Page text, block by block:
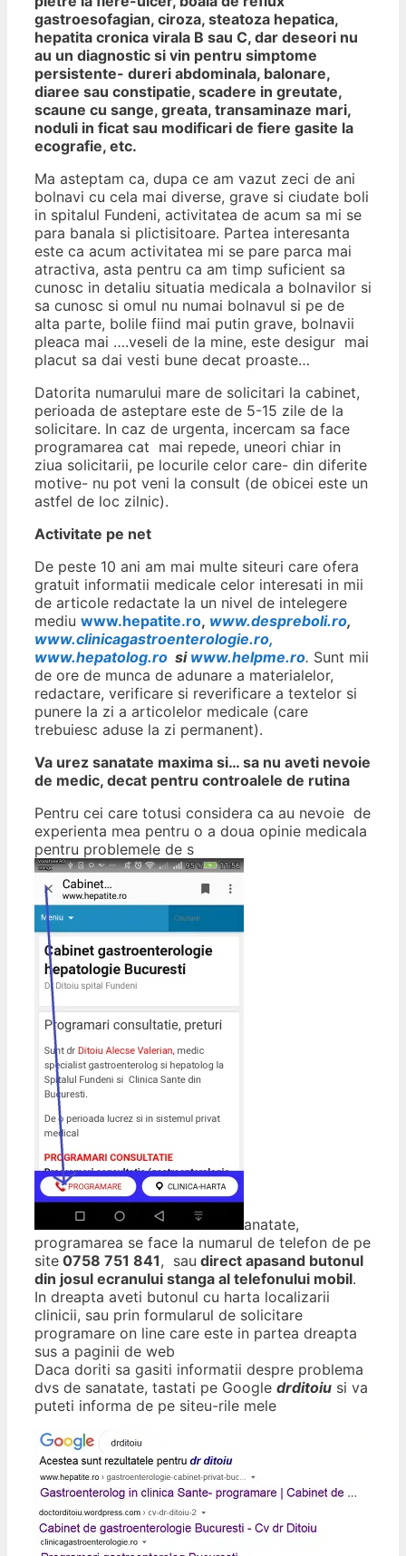
gastroesofagian, ciroza, steatoza hepatica,
hepatita cronica virala B sau C, dar deseori nu
au un diagnostic si vin pentru simptome
persistente- dureri abdominala, balonare,
diaree sau constipatie, scadere in greutate,
scaune cu sange, greata, transaminaze mari,
noduli in ficat sau modificari de fiere gasite la
ecografie, etc.
Ma asteptam ca, dupa ce am vazut zeci de ani
bolnavi cu cela mai diverse, grave si ciudate boli
in spitalul Fundeni, activitatea de acum sa mi se
para banala si plictisitoare. Partea interesanta
este ca acum activitatea mi se pare parca mai
atractiva, asta pentru ca am timp suficient sa
cunosc in detaliu situatia medicala a bolnavilor si
sa cunosc si omul nu numai bolnavul si pe de
alta parte, bolile fiind mai putin grave, bolnavii
pleaca mai ….veseli de la mine, este desigur mai
placut sa dai vesti bune decat proaste…
Datorita numarului mare de solicitari la cabinet,
perioada de asteptare este de 5-15 zile de la
solicitare. In caz de urgenta, incercam sa face
programarea cat mai repede, uneori chiar in
ziua solicitarii, pe locurile celor care- din diferite
motive- nu pot veni la consult (de obicei este un
astfel de loc zilnic).
Activitate pe net
De peste 10 ani am mai multe siteuri care ofera
gratuit informatii medicale celor interesati in mii
de articole redactate la un nivel de intelegere
mediu www.hepatite.ro, www.despreboli.ro,
www.clinicagastroenterologie.ro,
www.hepatolog.ro si www.helpme.ro. Sunt mii
de ore de munca de adunare a materialelor,
redactare, verificare si reverificare a textelor si
punere la zi a articolelor medicale (care
trebuiesc aduse la zi permanent).
Va urez sanatate maxima si… sa nu aveti nevoie
de medic, decat pentru controalele de rutina
Pentru cei care totusi considera ca au nevoie de
experienta mea pentru o a doua opinie medicala
pentru problemele de s
anatate,
programarea se face la numarul de telefon de pe
site 0758 751 841, sau direct apasand butonul
din josul ecranului stanga al telefonului mobil.
In dreapta aveti butonul cu harta localizarii
clinicii, sau prin formularul de solicitare
programare on line care este in partea dreapta
sus a paginii de web
Daca doriti sa gasiti informatii despre problema
dvs de sanatate, tastati pe Google drditoiu si va
puteti informa de pe siteu-rile mele